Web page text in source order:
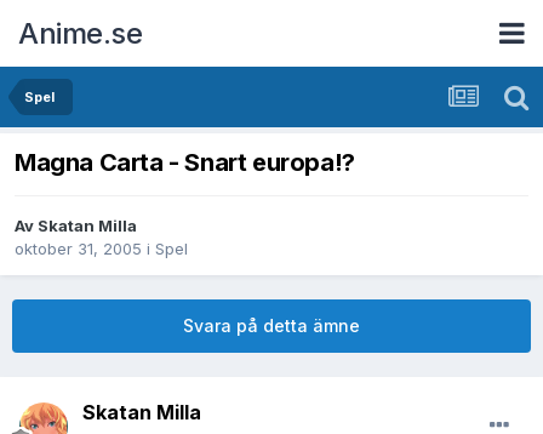
Anime.se
Spel
Magna Carta - Snart europa!?
Av Skatan Milla
oktober 31, 2005 i Spel
Svara på detta ämne
Skatan Milla